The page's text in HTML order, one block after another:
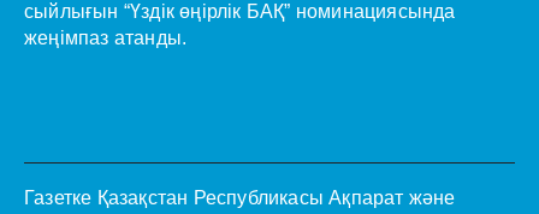
сыйлығын “Үздік өңірлік БАҚ” номинациясында
жеңімпаз атанды.
Газетке Қазақстан Республикасы Ақпарат және